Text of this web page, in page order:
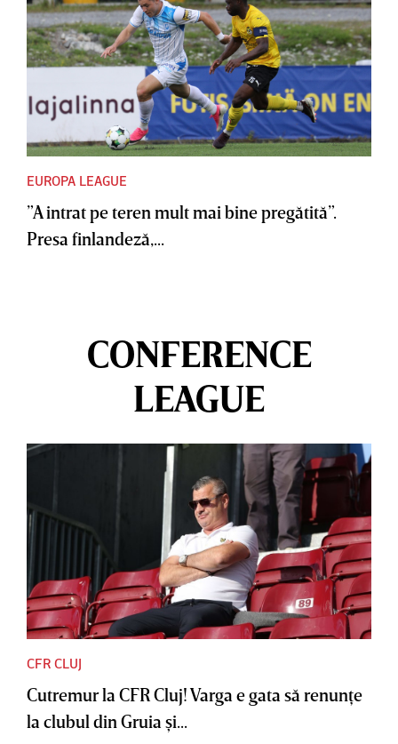
EUROPA LEAGUE
”A intrat pe teren mult mai bine pregătită”.
Presa finlandeză,...
CONFERENCE
LEAGUE
CFR CLUJ
Cutremur la CFR Cluj! Varga e gata să renunţe
la clubul din Gruia şi...